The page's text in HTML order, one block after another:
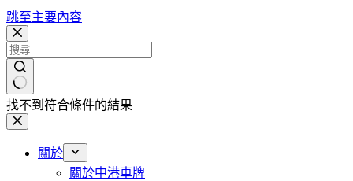
跳至主要內容
找不到符合條件的結果
關於
關於中港車牌